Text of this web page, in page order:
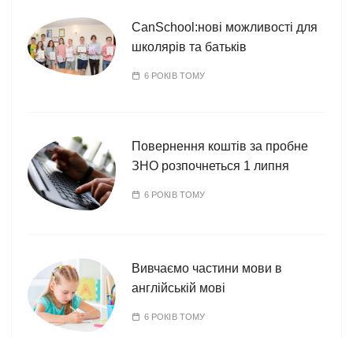
CanSchool:нові можливості для
школярів та батьків
6 РОКІВ ТОМУ
Повернення коштів за пробне
ЗНО розпочнеться 1 липня
6 РОКІВ ТОМУ
Вивчаємо частини мови в
англійській мові
6 РОКІВ ТОМУ